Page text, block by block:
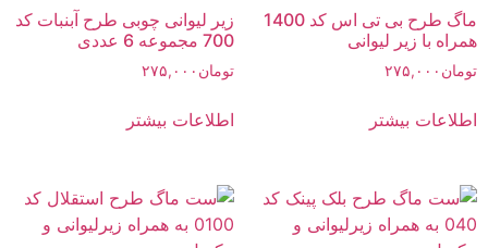
ماگ طرح بی تی اس کد 1400
همراه با زیر لیوانی
تومان ۲۷۵,۰۰۰
اطلاعات بیشتر
زیر لیوانی چوبی طرح آبنبات کد
700 مجموعه 6 عددی
تومان ۲۷۵,۰۰۰
اطلاعات بیشتر